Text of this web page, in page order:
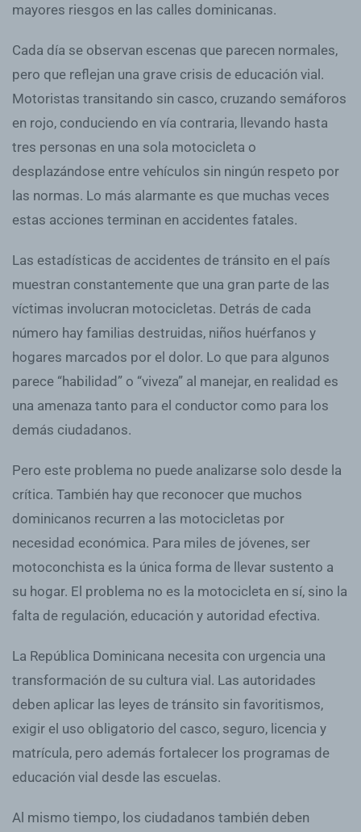
mayores riesgos en las calles dominicanas.
Cada día se observan escenas que parecen normales,
pero que reflejan una grave crisis de educación vial.
Motoristas transitando sin casco, cruzando semáforos
en rojo, conduciendo en vía contraria, llevando hasta
tres personas en una sola motocicleta o
desplazándose entre vehículos sin ningún respeto por
las normas. Lo más alarmante es que muchas veces
estas acciones terminan en accidentes fatales.
Las estadísticas de accidentes de tránsito en el país
muestran constantemente que una gran parte de las
víctimas involucran motocicletas. Detrás de cada
número hay familias destruidas, niños huérfanos y
hogares marcados por el dolor. Lo que para algunos
parece “habilidad” o “viveza” al manejar, en realidad es
una amenaza tanto para el conductor como para los
demás ciudadanos.
Pero este problema no puede analizarse solo desde la
crítica. También hay que reconocer que muchos
dominicanos recurren a las motocicletas por
necesidad económica. Para miles de jóvenes, ser
motoconchista es la única forma de llevar sustento a
su hogar. El problema no es la motocicleta en sí, sino la
falta de regulación, educación y autoridad efectiva.
La República Dominicana necesita con urgencia una
transformación de su cultura vial. Las autoridades
deben aplicar las leyes de tránsito sin favoritismos,
exigir el uso obligatorio del casco, seguro, licencia y
matrícula, pero además fortalecer los programas de
educación vial desde las escuelas.
Al mismo tiempo, los ciudadanos también deben